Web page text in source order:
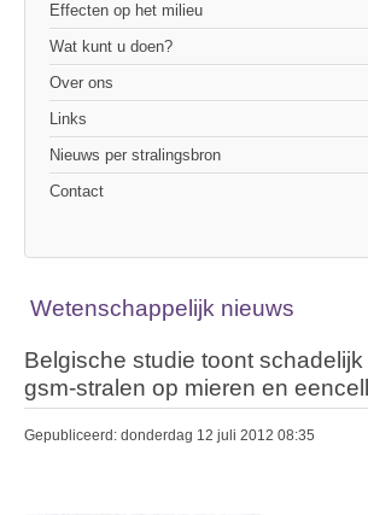
Effecten op het milieu
Wat kunt u doen?
Over ons
Links
Nieuws per stralingsbron
Contact
Wetenschappelijk nieuws
Belgische studie toont
gsm-stralen op mieren en
Gepubliceerd: donderdag 12 juli 2012 08:35